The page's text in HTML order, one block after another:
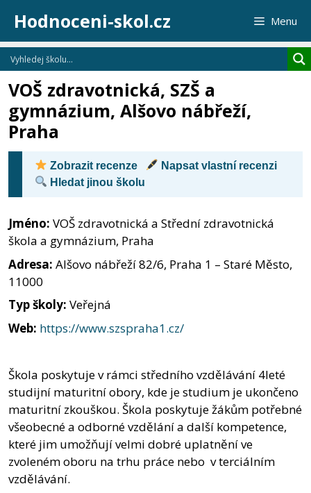
obsah
Hodnoceni-skol.cz Menu
VOŠ zdravotnická, SZŠ a
gymnázium, Alšovo nábřeží,
Praha
Zobrazit recenze
Napsat vlastní recenzi
Hledat jinou školu
Jméno: VOŠ zdravotnická a Střední zdravotnická
škola a gymnázium, Praha
Adresa: Alšovo nábřeží 82/6, Praha 1 – Staré Město,
11000
Typ školy: Veřejná
Web: https://www.szspraha1.cz/
Škola poskytuje v rámci středního vzdělávání 4leté
studijní maturitní obory, kde je studium je ukončeno
maturitní zkouškou. Škola poskytuje žákům potřebné
všeobecné a odborné vzdělání a další kompetence,
které jim umožňují velmi dobré uplatnění ve
zvoleném oboru na trhu práce nebo v terciálním
vzdělávání.